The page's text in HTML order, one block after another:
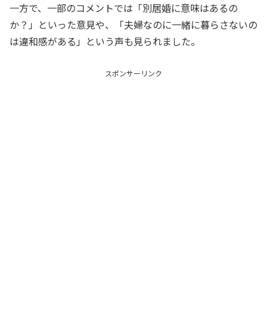
一方で、一部のコメントでは「別居婚に意味はあるの
か？」といった意見や、「夫婦なのに一緒に暮らさないの
は違和感がある」という声も見られました。
スポンサーリンク